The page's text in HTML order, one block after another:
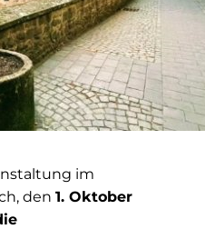
im
den 1. Oktober